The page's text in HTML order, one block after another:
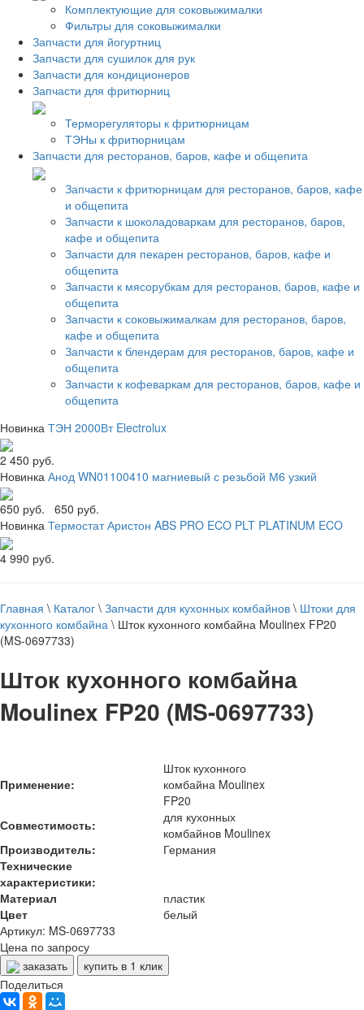
Комплектующие для соковыжималки
Фильтры для соковыжималки
Запчасти для йогуртниц
Запчасти для сушилок для рук
Запчасти для кондиционеров
Запчасти для фритюрниц
Терморегуляторы к фритюрницам
ТЭНы к фритюрницам
Запчасти для ресторанов, баров, кафе и общепита
Запчасти к фритюрницам для ресторанов, баров, кафе
и общепита
Запчасти к шоколадоваркам для ресторанов, баров,
кафе и общепита
Запчасти для пекарен ресторанов, баров, кафе и
общепита
Запчасти к мясорубкам для ресторанов, баров, кафе и
общепита
Запчасти к соковыжималкам для ресторанов, баров,
кафе и общепита
Запчасти к блендерам для ресторанов, баров, кафе и
общепита
Запчасти к кофеваркам для ресторанов, баров, кафе и
общепита
Новинка ТЭН 2000Вт Electrolux
2 450 руб.
Новинка Анод WN01100410 магниевый с резьбой М6 узкий
650 руб.
650 руб.
Новинка Термостат Аристон ABS PRO ECO PLT PLATINUM ECO
4 990 руб.
Главная \ Каталог \ Запчасти для кухонных комбайнов \ Штоки для
кухонного комбайна \ Шток кухонного комбайна Moulinex FP20
(MS-0697733)
Шток кухонного комбайна
Moulinex FP20 (MS-0697733)
Применение:
Шток кухонного
комбайна Moulinex
FP20
Совместимость:
для кухонных
комбайнов Moulinex
Производитель:
Германия
Технические
характеристики:
Материал
пластик
Цвет
белый
Артикул: MS-0697733
Цена по запросу
заказать
купить в 1 клик
Поделиться